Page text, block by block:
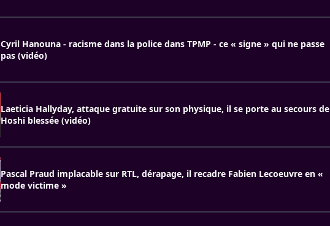
Cyril Hanouna - racisme dans la police dans TPMP - ce « signe » qui ne passe
pas (vidéo)
Laeticia Hallyday, attaque gratuite sur son physique, il se porte au secours de
Hoshi blessée (vidéo)
Pascal Praud implacable sur RTL, dérapage, il recadre Fabien Lecoeuvre en «
mode victime »